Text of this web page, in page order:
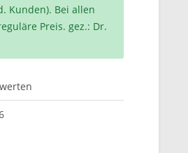
Kunden). Bei allen
Preis. gez.: Dr.